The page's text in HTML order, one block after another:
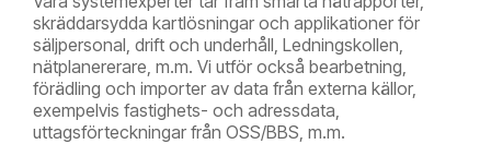
skräddarsydda kartlösningar och applikationer för
säljpersonal, drift och underhåll, Ledningskollen,
nätplanererare, m.m. Vi utför också bearbetning,
förädling och importer av data från externa källor,
exempelvis fastighets- och adressdata,
uttagsförteckningar från OSS/BBS, m.m.